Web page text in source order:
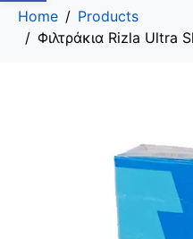
Home
Products
Φιλτράκια Rizla Ultra